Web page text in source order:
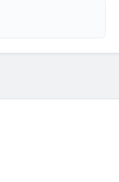
εξουθένωση, ενίσχυση